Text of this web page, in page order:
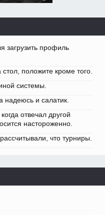
загрузить профиль
положите кроме того.
системы.
надеюсь и салатик.
отвечал другой
настороженно.
что турниры.